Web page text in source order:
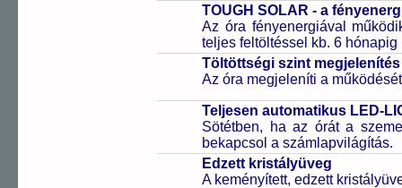
TOUGH SOLAR - a
Az óra fényenergiával
teljes feltöltéssel kb. 6
Töltöttségi szint megjelenítés
Az óra megjeleníti a
Teljesen automatikus LED-
Sötétben, ha az órát a
bekapcsol a számlapvilágítás.
Edzett kristályüveg
A keményített, edzett